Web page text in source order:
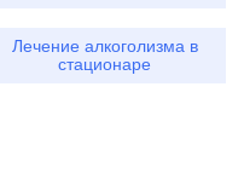
Лечение алкоголизма в
стационаре